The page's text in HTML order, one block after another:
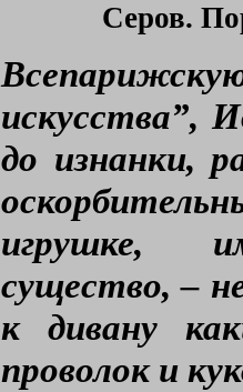
Серов.
искусства”,
до изнанки,
игрушке,
существо, –
к дивану
проволок и